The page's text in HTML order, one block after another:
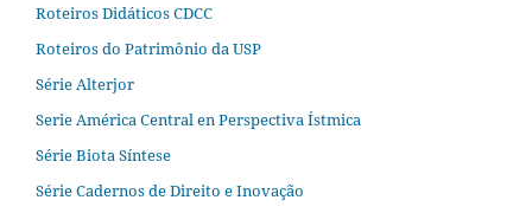
Roteiros Didáticos CDCC
Roteiros do Patrimônio da USP
Série Alterjor
Serie América Central en Perspectiva Ístmica
Série Biota Síntese
Série Cadernos de Direito e Inovação